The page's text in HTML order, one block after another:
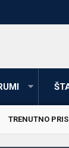
TRENUTNO